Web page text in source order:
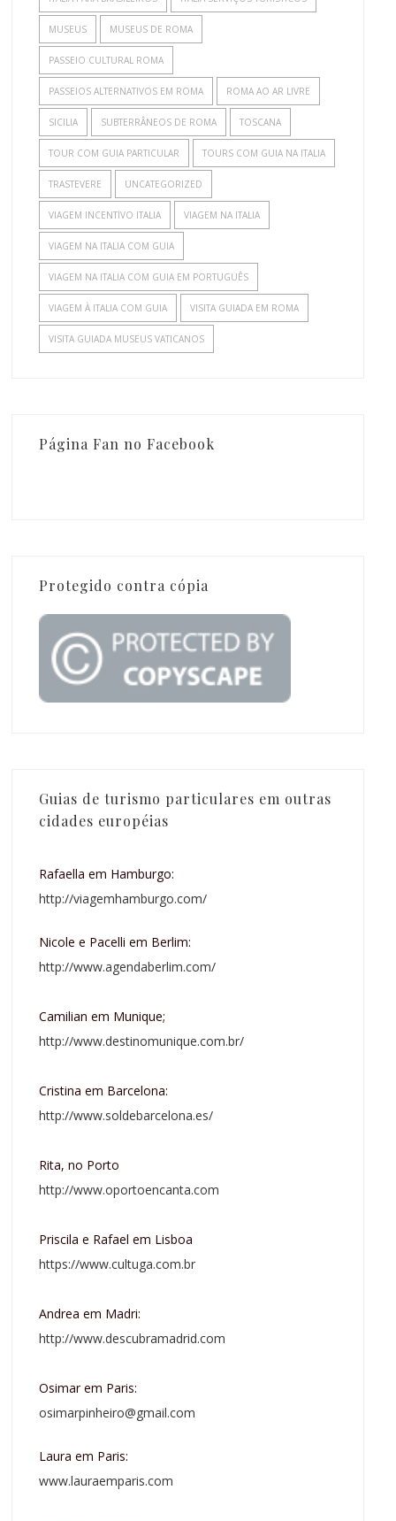
MUSEUS MUSEUS DE ROMA
PASSEIO CULTURAL ROMA
PASSEIOS ALTERNATIVOS EM ROMA ROMA AO AR LIVRE
SICILIA SUBTERRÂNEOS DE ROMA TOSCANA
TOUR COM GUIA PARTICULAR TOURS COM GUIA NA ITALIA
TRASTEVERE UNCATEGORIZED
VIAGEM INCENTIVO ITALIA VIAGEM NA ITALIA
VIAGEM NA ITALIA COM GUIA
VIAGEM NA ITALIA COM GUIA EM PORTUGUÊS
VIAGEM À ITALIA COM GUIA VISITA GUIADA EM ROMA
VISITA GUIADA MUSEUS VATICANOS
Página Fan no Facebook
Protegido contra cópia
Guias de turismo particulares em outras
cidades européias
Rafaella em Hamburgo:
http://viagemhamburgo.com/
Nicole e Pacelli em Berlim:
http://www.agendaberlim.com/
Camilian em Munique;
http://www.destinomunique.com.br/
Cristina em Barcelona:
http://www.soldebarcelona.es/
Rita, no Porto
http://www.oportoencanta.com
Priscila e Rafael em Lisboa
https://www.cultuga.com.br
Andrea em Madri:
http://www.descubramadrid.com
Osimar em Paris:
osimarpinheiro@gmail.com
Laura em Paris:
www.lauraemparis.com